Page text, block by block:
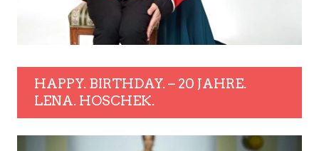
HAPPY. BIRTHDAY. – 20 JAHRE.
LENA. HOSCHEK.